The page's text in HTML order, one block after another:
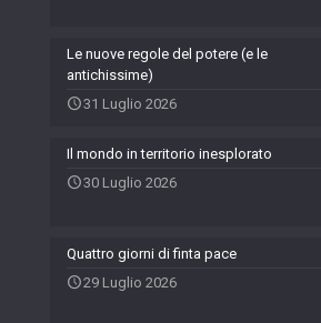
Le nuove regole del potere (e le
antichissime)
31 Luglio 2026
Il mondo in territorio inesplorato
30 Luglio 2026
Quattro giorni di finta pace
29 Luglio 2026